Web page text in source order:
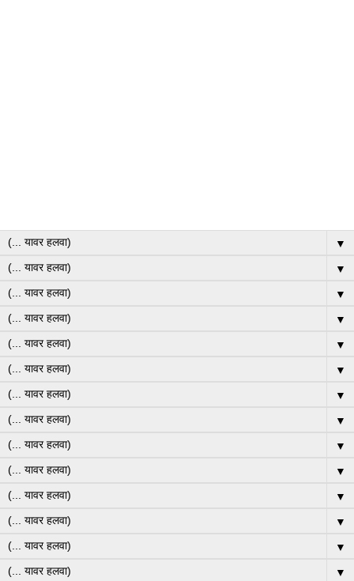
▼
▼
▼
▼
▼
▼
▼
▼
▼
▼
▼
▼
▼
▼